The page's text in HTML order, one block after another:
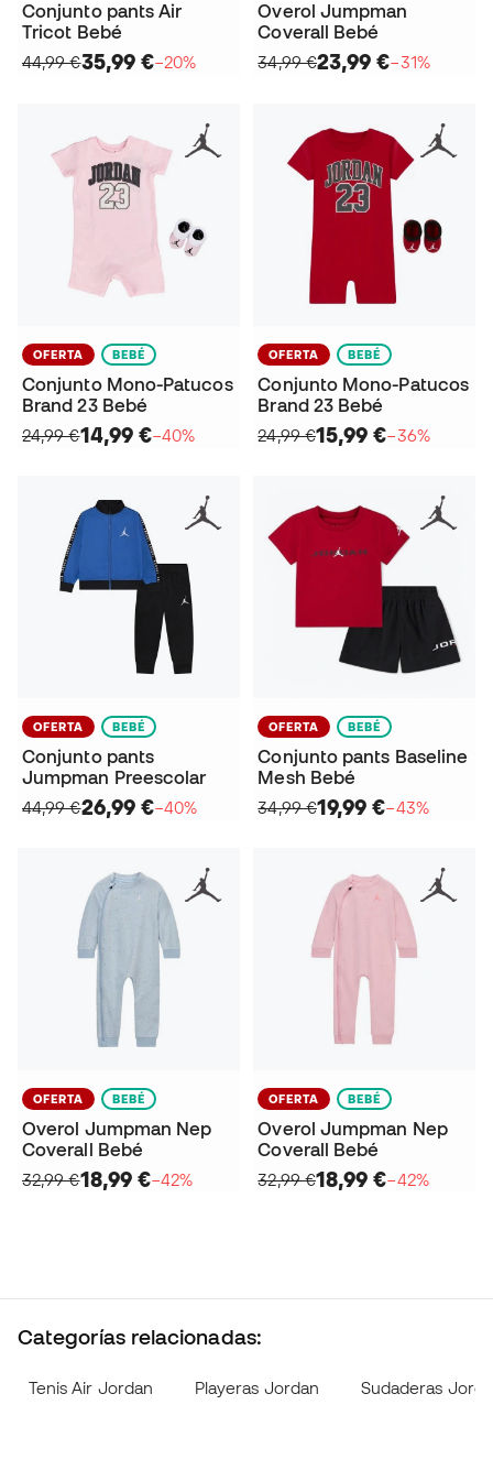
Conjunto pants Air
Tricot Bebé
44,99 €35,99 €−20%
Overol Jumpman
Coverall Bebé
34,99 €23,99 €−31%
OFERTA BEBÉ
Conjunto Mono-Patucos
Brand 23 Bebé
24,99 €14,99 €−40%
OFERTA BEBÉ
Conjunto Mono-Patucos
Brand 23 Bebé
24,99 €15,99 €−36%
OFERTA BEBÉ
Conjunto pants
Jumpman Preescolar
44,99 €26,99 €−40%
OFERTA BEBÉ
Conjunto pants Baseline
Mesh Bebé
34,99 €19,99 €−43%
OFERTA BEBÉ
Overol Jumpman Nep
Coverall Bebé
32,99 €18,99 €−42%
OFERTA BEBÉ
Overol Jumpman Nep
Coverall Bebé
32,99 €18,99 €−42%
Categorías relacionadas:
Tenis Air Jordan Playeras Jordan Sudaderas